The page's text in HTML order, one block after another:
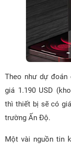
Theo như dự đoán
giá 1.190 USD
thì thiết bị sẽ có
trường Ấn Độ.
Một vài nguồn tin